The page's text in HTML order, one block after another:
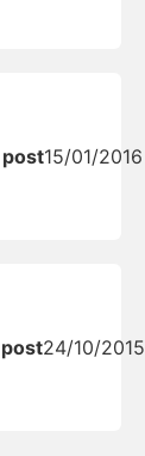
post15/01/2016
post24/10/2015